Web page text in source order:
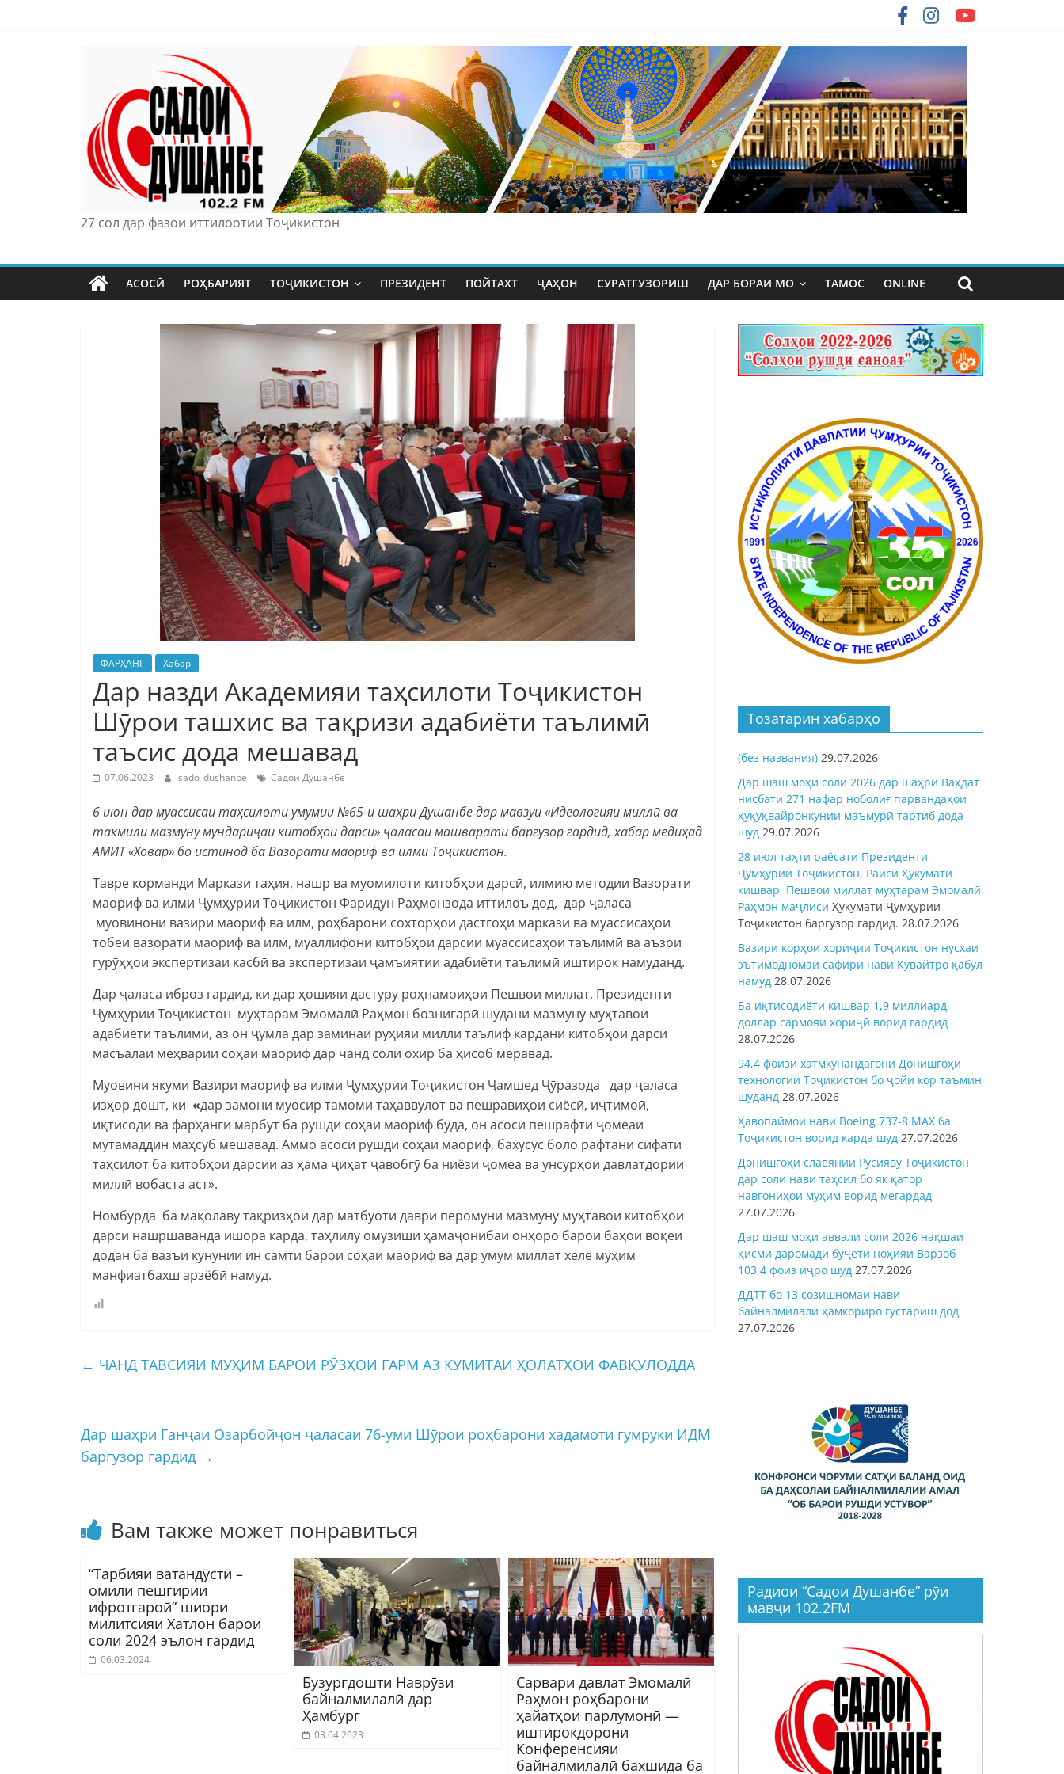
27 сол дар фазои иттилоотии Тоҷикистон
АСОСӢ РОҲБАРИЯТ ТОҶИКИСТОН ПРЕЗИДЕНТ ПОЙТАХТ ҶАҲОН СУРАТГУЗОРИШ ДАР БОРАИ МО ТАМОС ONLINE
ФАРҲАНГ Хабар
Дар назди Академияи таҳсилоти Тоҷикистон
Шӯрои ташхис ва тақризи адабиёти таълимӣ
таъсис дода мешавад
07.06.2023 sado_dushanbe Садои Душанбе
6 июн дар муассисаи таҳсилоти умумии №65-и шаҳри Душанбе дар мавзуи «Идеологияи миллӣ ва
такмили мазмуну мундариҷаи китобҳои дарсӣ» ҷаласаи машваратӣ баргузор гардид, хабар медиҳад
АМИТ «Ховар» бо истинод ба Вазорати маориф ва илми Тоҷикистон.
Тавре корманди Маркази таҳия, нашр ва муомилоти китобҳои дарсӣ, илмию методии Вазорати
маориф ва илми Ҷумҳурии Тоҷикистон Фаридун Раҳмонзода иттилоъ дод, дар ҷаласа
муовинони вазири маориф ва илм, роҳбарони сохторҳои дастгоҳи марказӣ ва муассисаҳои
тобеи вазорати маориф ва илм, муаллифони китобҳои дарсии муассисаҳои таълимӣ ва аъзои
гурӯҳҳои экспертизаи касбӣ ва экспертизаи ҷамъиятии адабиёти таълимӣ иштирок намуданд.
Дар ҷаласа иброз гардид, ки дар ҳошияи дастуру роҳнамоиҳои Пешвои миллат, Президенти
Ҷумҳурии Тоҷикистон муҳтарам Эмомалӣ Раҳмон бознигарӣ шудани мазмуну муҳтавои
адабиёти таълимӣ, аз он ҷумла дар заминаи руҳияи миллӣ таълиф кардани китобҳои дарсӣ
масъалаи меҳварии соҳаи маориф дар чанд соли охир ба ҳисоб меравад.
Муовини якуми Вазири маориф ва илми Ҷумҳурии Тоҷикистон Ҷамшед Ҷӯразода дар ҷаласа
изҳор дошт, ки «дар замони муосир тамоми таҳаввулот ва пешравиҳои сиёсӣ, иҷтимоӣ,
иқтисодӣ ва фарҳангӣ марбут ба рушди соҳаи маориф буда, он асоси пешрафти ҷомеаи
мутамаддин маҳсуб мешавад. Аммо асоси рушди соҳаи маориф, бахусус боло рафтани сифати
таҳсилот ба китобҳои дарсии аз ҳама ҷиҳат ҷавобгӯ ба ниёзи ҷомеа ва унсурҳои давлатдории
миллӣ вобаста аст».
Номбурда ба мақолаву тақризҳои дар матбуоти даврӣ перомуни мазмуну муҳтавои китобҳои
дарсӣ нашршаванда ишора карда, таҳлилу омӯзиши ҳамаҷонибаи онҳоро барои баҳои воқеӣ
додан ба вазъи кунунии ин самти барои соҳаи маориф ва дар умум миллат хеле муҳим
манфиатбахш арзёбӣ намуд.
← ЧАНД ТАВСИЯИ МУҲИМ БАРОИ РӮЗҲОИ ГАРМ АЗ КУМИТАИ ҲОЛАТҲОИ ФАВҚУЛОДДА
Дар шаҳри Ганҷаи Озарбойҷон ҷаласаи 76-уми Шӯрои роҳбарони хадамоти гумруки ИДМ
баргузор гардид →
Вам также может понравиться
“Тарбияи ватандӯстӣ –
омили пешгирии
ифротгароӣ” шиори
милитсияи Хатлон барои
соли 2024 эълон гардид
06.03.2024
Бузургдошти Наврӯзи
байналмилалӣ дар
Ҳамбург
03.04.2023
Сарвари давлат Эмомалӣ
Раҳмон роҳбарони
ҳайатҳои парлумонӣ —
иштирокдорони
Конференсияи
байналмилалӣ бахшида ба
Тозатарин хабарҳо
(без названия) 29.07.2026
Дар шаш моҳи соли 2026 дар шаҳри Ваҳдат
нисбати 271 нафар ноболиғ парвандаҳои
ҳуқуқвайронкунии маъмурӣ тартиб дода
шуд 29.07.2026
28 июл таҳти раёсати Президенти
Ҷумҳурии Тоҷикистон, Раиси Ҳукумати
кишвар, Пешвои миллат муҳтарам Эмомалӣ
Раҳмон маҷлиси Ҳукумати Ҷумҳурии
Тоҷикистон баргузор гардид. 28.07.2026
Вазири корҳои хориҷии Тоҷикистон нусхаи
эътимодномаи сафири нави Кувайтро қабул
намуд 28.07.2026
Ба иқтисодиёти кишвар 1,9 миллиард
доллар сармояи хориҷӣ ворид гардид
28.07.2026
94,4 фоизи хатмкунандагони Донишгоҳи
технологии Тоҷикистон бо ҷойи кор таъмин
шуданд 28.07.2026
Ҳавопаймои нави Boeing 737-8 MAX ба
Тоҷикистон ворид карда шуд 27.07.2026
Донишгоҳи славянии Русияву Тоҷикистон
дар соли нави таҳсил бо як қатор
навгониҳои муҳим ворид мегардад
27.07.2026
Дар шаш моҳи аввали соли 2026 нақшаи
қисми даромади буҷети ноҳияи Варзоб
103,4 фоиз иҷро шуд 27.07.2026
ДДТТ бо 13 созишномаи нави
байналмилалӣ ҳамкориро густариш дод
27.07.2026
Радиои “Садои Душанбе” рӯи
мавҷи 102.2FM